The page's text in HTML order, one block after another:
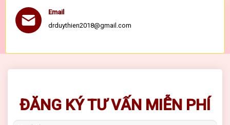
Email
drduythien2018@gmail.com
ĐĂNG KÝ TƯ VẤN MIỄN PHÍ